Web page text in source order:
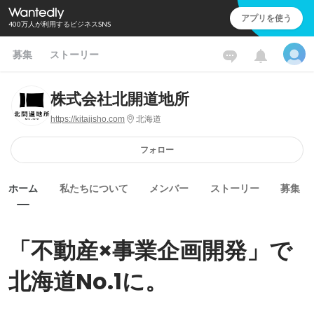
400万人が利用するビジネスSNS アプリを使う
募集 ストーリー
株式会社北開道地所
https://kitajisho.com 北海道
フォロー
ホーム 私たちについて メンバー ストーリー 募集
「不動産×事業企画開発」で
北海道No.1に。